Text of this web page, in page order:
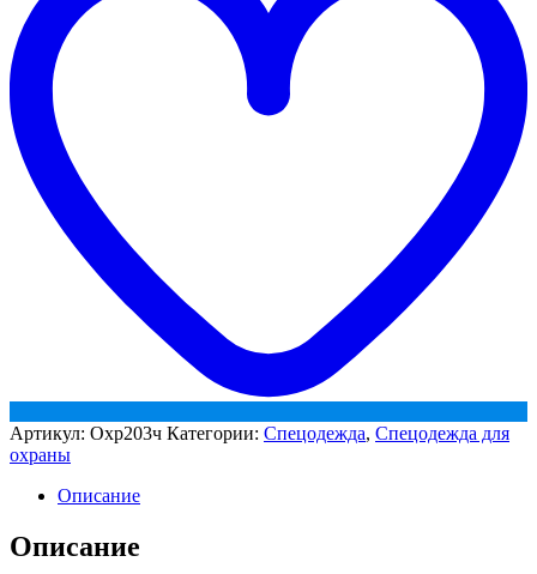
Артикул: Охр203ч Категории: Спецодежда, Спецодежда для
охраны
Описание
Описание